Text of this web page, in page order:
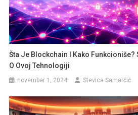
Šta Je Blockchain I Kako Funkcioniše?
O Ovoj Tehnologiji
novembar 1, 2024 Stevica Samarčić